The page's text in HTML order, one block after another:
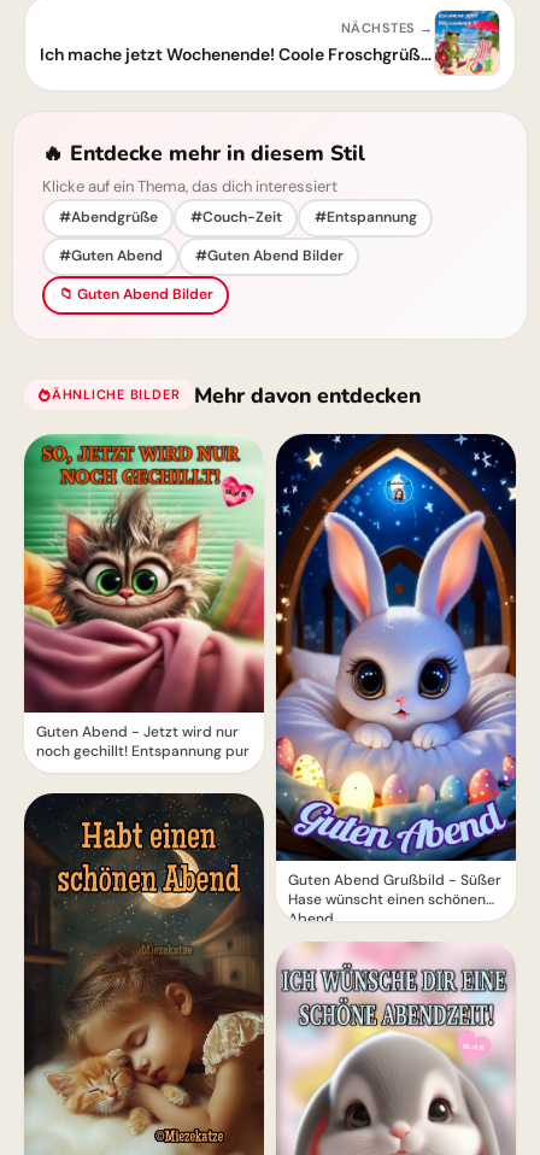
NÄCHSTES →
Ich mache jetzt Wochenende! Coole Froschgrüße vom Strand für dich
🔥 Entdecke mehr in diesem Stil
Klicke auf ein Thema, das dich interessiert
#Abendgrüße #Couch-Zeit
#Entspannung
#Guten Abend
#Guten Abend Bilder
📁 Guten Abend Bilder
ÄHNLICHE BILDER Mehr davon entdecken
Guten Abend - Jetzt wird nur
noch gechillt! Entspannung pur
Guten Abend Grußbild - Süßer
Hase wünscht einen schönen
Abend